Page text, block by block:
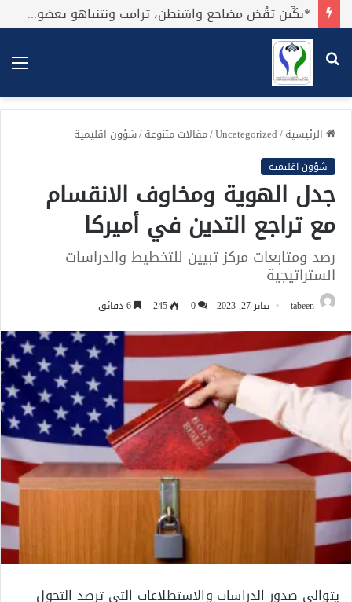
*بكِّين تقُض مضاجع واشنطن، ترامب ونتنياهو يعضون على أصابِعهُم وليس بيدهم حيلَة!.*
بحث
عن
الرئيسية/
Uncategorized
/مقالات متنوعة/شؤون اقليمية
شؤون اقليمية
جدل الهوية ومخاوف الانقسام
مع تراجع التدين في أميركا
رصد ومتابعات مركز تبيين للتخطيط والدراسات
الستراتيجية
tabeen يناير 27, 2023 0
245
يتوالى صدور الدراسات والاستطلاعات التي ترصد التحول